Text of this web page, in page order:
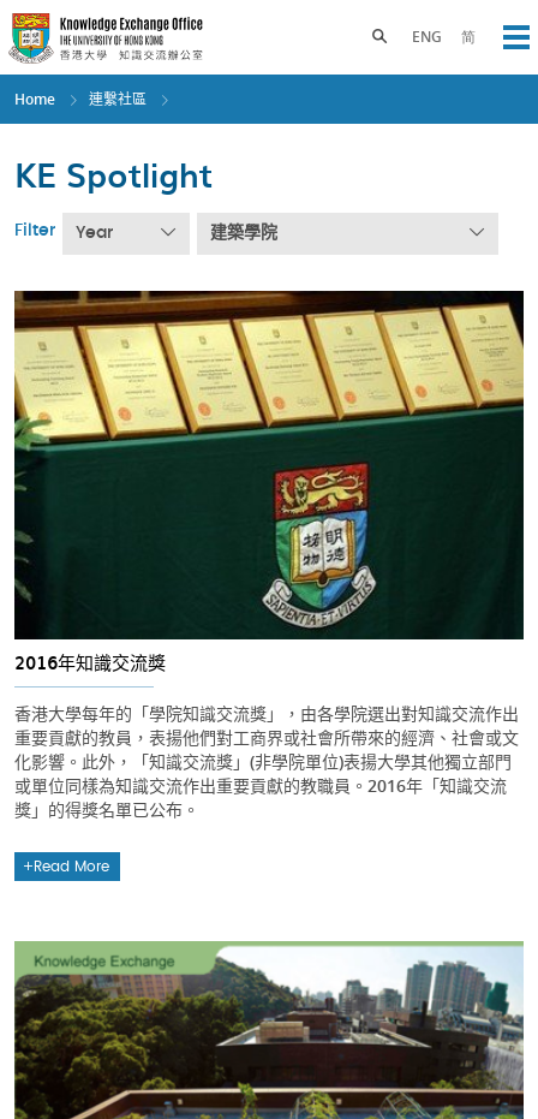
Skip
to
main
content
ENG 简
Toggle search panel
Home 連繫社區
KE Spotlight
Filter Year 建築學院
2016年知識交流獎
香港大學每年的「學院知識交流獎」，由各學院選出對知識交流作出
重要貢獻的教員，表揚他們對工商界或社會所帶來的經濟、社會或文
化影響。此外，「知識交流獎」(非學院單位)表揚大學其他獨立部門
或單位同樣為知識交流作出重要貢獻的教職員。2016年「知識交流
獎」的得獎名單已公布。
Read More